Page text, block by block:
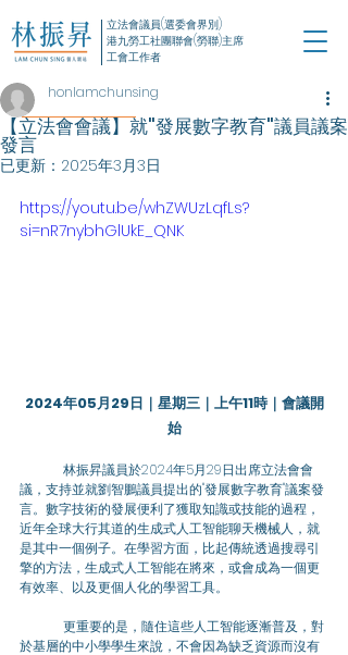
立法會議員(選委會界別)
港九勞工社團聯會(勞聯)主席
工會工作者
【立法會會議】就"發展數字教育"議員議案
發言
honlamchunsing
已更新： 2025年3月3日
https://youtu.be/whZWUzLqfLs?
si=nR7nybhGlUkE_QNK
2024年05月29日｜星期三｜上午11時｜會議開
始
議，支持並就劉智鵬議員提出的"發展數字教育"議案發
言。數字技術的發展便利了獲取知識或技能的過程，
近年全球大行其道的生成式人工智能聊天機械人，就
是其中一個例子。在學習方面，比起傳統透過搜尋引
擎的方法，生成式人工智能在將來，或會成為一個更
有效率、以及更個人化的學習工具。
於基層的中小學學生來說，不會因為缺乏資源而沒有